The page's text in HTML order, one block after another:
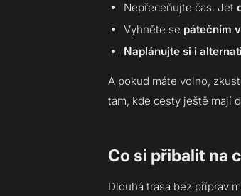
Nepřeceňujte čas. Jet
Vyhněte se pátečním
Naplánujte si i
A pokud máte volno,
tam, kde cesty ještě mají
Co si přibalit na
Dlouhá trasa bez příprav